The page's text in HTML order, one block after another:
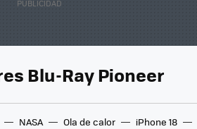
Blu-Ray Pioneer
NASA Ola de calor iPhone 18